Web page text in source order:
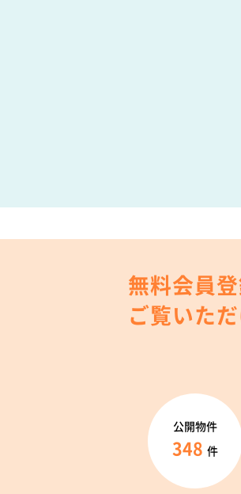
無料会員
ご覧いた
公開物件
348 件